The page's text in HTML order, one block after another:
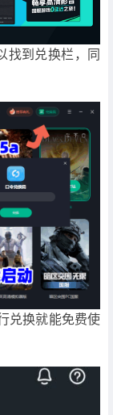
找到兑换栏，同
兑换就能免费使